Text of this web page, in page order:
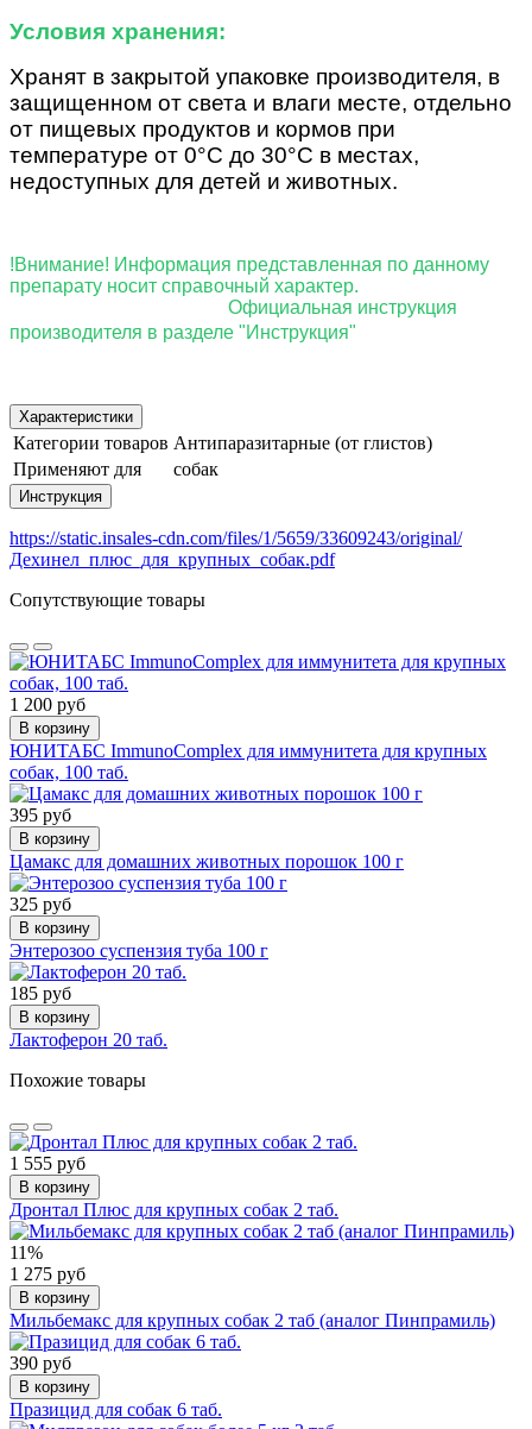
Условия хранения:
Хранят в закрытой упаковке производителя, в
защищенном от света и влаги месте, отдельно
от пищевых продуктов и кормов при
температуре от 0°С до 30°С в местах,
недоступных для детей и животных.
!Внимание! Информация представленная по данному
препарату носит справочный характер.
Официальная инструкция
производителя в разделе "Инструкция"
Характеристики
Категории товаров Антипаразитарные (от глистов)
Применяют для
собак
Инструкция
https://static.insales-cdn.com/files/1/5659/33609243/original/
Дехинел_плюс_для_крупных_собак.pdf
Сопутствующие товары
1 200 руб
В корзину
ЮНИТАБС ImmunoComplex для иммунитета для крупных
собак, 100 таб.
395 руб
В корзину
Цамакс для домашних животных порошок 100 г
325 руб
В корзину
Энтерозоо суспензия туба 100 г
185 руб
В корзину
Лактоферон 20 таб.
Похожие товары
1 555 руб
В корзину
Дронтал Плюс для крупных собак 2 таб.
11%
1 275 руб
В корзину
Мильбемакс для крупных собак 2 таб (аналог Пинпрамиль)
390 руб
В корзину
Празицид для собак 6 таб.